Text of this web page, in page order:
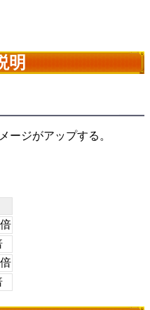
明
ージがアップする。